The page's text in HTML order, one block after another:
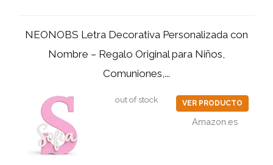
NEONOBS Letra Decorativa Personalizada con
Nombre – Regalo Original para Niños,
Comuniones,...
out of stock VER PRODUCTO
Amazon.es